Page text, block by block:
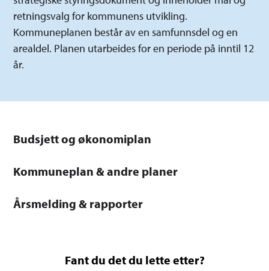
retningsvalg for kommunens utvikling.
Kommuneplanen består av en samfunnsdel og en
arealdel. Planen utarbeides for en periode på inntil 12
år.
Budsjett og økonomiplan
Kommuneplan & andre planer
Årsmelding & rapporter
Fant du det du lette etter?